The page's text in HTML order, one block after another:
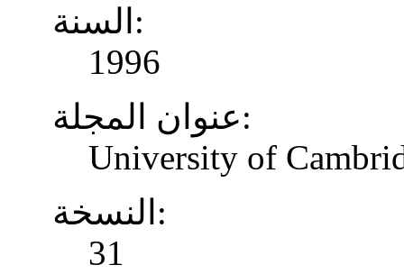
السنة:
1996
عنوان المجلة:
University of
النسخة:
31